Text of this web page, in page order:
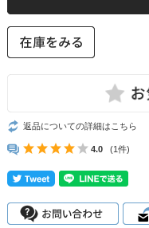
返品についての詳細はこちら
4.0 (1件)